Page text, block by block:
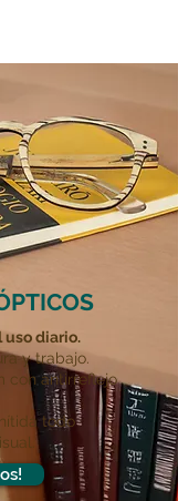
uso diario.
y trabajo.
con antirreflejo
todo